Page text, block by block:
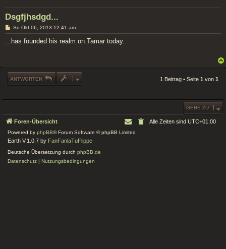
Dsgfjhsdgd...
B
e
i
So Okt 06, 2013 12:41 am
...has founded his realm on Tamar today.
ANTWORTEN 1 Beitrag • Seite 1 von 1
GEHE ZU
Foren-Übersicht Alle Zeiten sind UTC+01:00
Powered by phpBB® Forum Software © phpBB Limited
Earth V.1.0.7 by FanFanlaTuFlippe
Deutsche Übersetzung durch phpBB.de
Datenschutz | Nutzungsbedingungen